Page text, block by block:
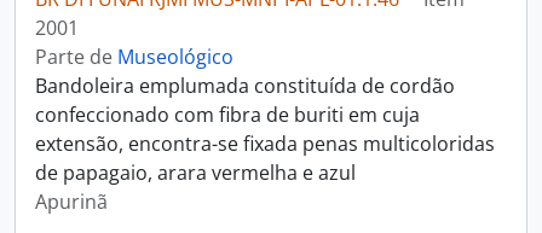
2001
Parte de Museológico
Bandoleira emplumada constituída de cordão
confeccionado com fibra de buriti em cuja
extensão, encontra-se fixada penas multicoloridas
de papagaio, arara vermelha e azul
Apurinã